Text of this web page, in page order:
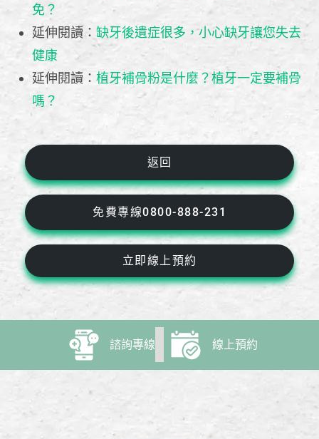
免？
延伸閱讀： 缺牙後遺症很多，小心缺牙讓您失去
健康
延伸閱讀： 植牙補骨粉是什麼？植牙一定要補骨
嗎？
返回
免費專線0800-888-231
立即線上預約
諮詢專線 線上預約